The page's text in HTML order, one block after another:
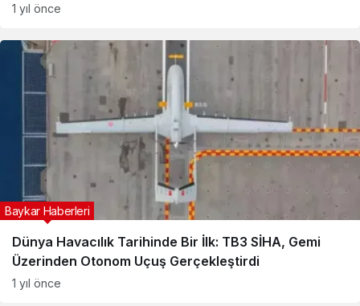
1 yıl önce
Dünya Havacılık Tarihinde Bir İlk: TB3 SİHA, Gemi
Üzerinden Otonom Uçuş Gerçekleştirdi
Baykar Haberleri
1 yıl önce